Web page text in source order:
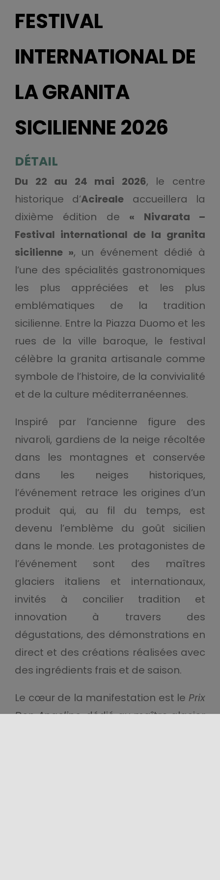
FESTIVAL
INTERNATIONAL DE
LA GRANITA
SICILIENNE 2026
DÉTAIL
Du 22 au 24 mai 2026, le centre
historique d’Acireale accueillera la
dixième édition de « Nivarata –
Festival international de la granita
sicilienne », un événement dédié à
l’une des spécialités gastronomiques
les plus appréciées et les plus
emblématiques de la tradition
sicilienne. Entre la Piazza Duomo et les
rues de la ville baroque, le festival
célèbre la granita artisanale comme
symbole de l’histoire, de la convivialité
et de la culture méditerranéennes.
Inspiré par l’ancienne figure des
nivaroli, gardiens de la neige récoltée
dans les montagnes et conservée
dans les neiges historiques,
l’événement retrace les origines d’un
produit qui, au fil du temps, est
devenu l’emblème du goût sicilien
dans le monde. Les protagonistes de
l’événement sont des maîtres
glaciers italiens et internationaux,
invités à concilier tradition et
innovation à travers des
dégustations, des démonstrations en
direct et des créations réalisées avec
des ingrédients frais et de saison.
Le cœur de la manifestation est lePrix
Don Angelino, dédié au maître glacier